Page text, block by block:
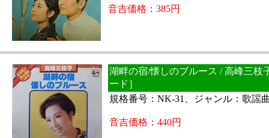
音吉価格：385円
湖畔の宿/懐しのブルース / 高峰三枝
ード］
規格番号：NK-31、ジャンル：歌謡
音吉価格：440円